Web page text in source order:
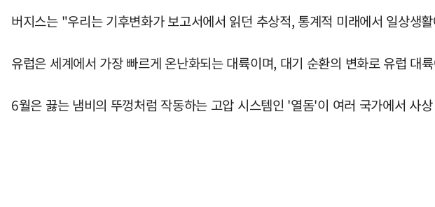
버지스는 "우리는 기후변화가 보고서에서 읽던 추상적, 통계적 미래에서 일상생
유럽은 세계에서 가장 빠르게 온난화되는 대륙이며, 대기 순환의 변화로 유럽 대
6월은 끓는 냄비의 뚜껑처럼 작동하는 고압 시스템인 '열돔'이 여러 국가에서 사